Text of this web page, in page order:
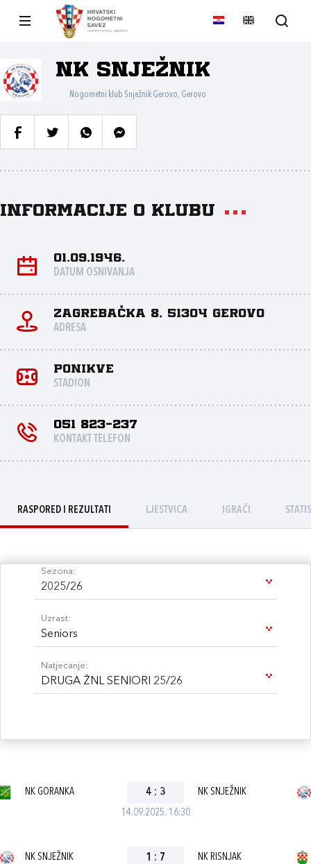
NK Snježnik
Nogometni klub Snježnik Gerovo, Gerovo
Informacije o klubu
01.09.1946.
DATUM OSNIVANJA
Zagrebačka 8, 51304 Gerovo
ADRESA
Ponikve
STADION
051 823-237
KONTAKT TELEFON
RASPORED I REZULTATI LJESTVICA IGRAČI
Sezona:
2025/26
Uzrast:
Seniors
Natjecanje:
DRUGA ŽNL SENIORI 25/26
14.09.2025. 16:30
NK GORANKA 4 : 3 NK SNJEŽNIK
NK SNJEŽNIK 1 : 7 NK RISNJAK